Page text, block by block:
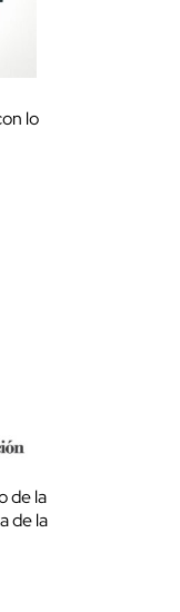
lo
de la
de la